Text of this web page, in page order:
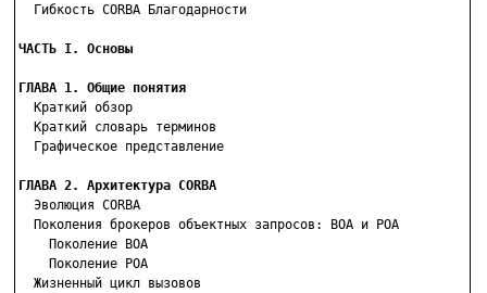
  Гибкость CORBA Благодарности
ЧАСТЬ I. Основы
ГЛАВА 1. Общие понятия
Краткий обзор
  Краткий словарь терминов
  Графическое представление
ГЛАВА 2. Архитектура CORBA
Эволюция CORBA
  Поколения брокеров объектных запросов: BOA и РОА
    Поколение BOA
    Поколение РОА
  Жизненный цикл вызовов